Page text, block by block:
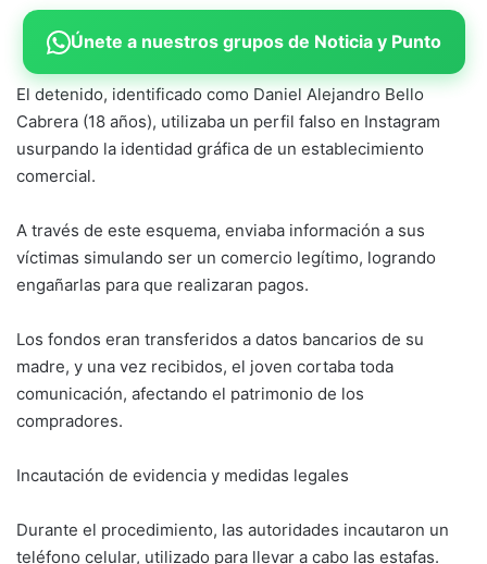
Únete a nuestros grupos de Noticia y Punto
El detenido, identificado como Daniel Alejandro Bello
Cabrera (18 años), utilizaba un perfil falso en Instagram
usurpando la identidad gráfica de un establecimiento
comercial.
A través de este esquema, enviaba información a sus
víctimas simulando ser un comercio legítimo, logrando
engañarlas para que realizaran pagos.
Los fondos eran transferidos a datos bancarios de su
madre, y una vez recibidos, el joven cortaba toda
comunicación, afectando el patrimonio de los
compradores.
Incautación de evidencia y medidas legales
Durante el procedimiento, las autoridades incautaron un
teléfono celular, utilizado para llevar a cabo las estafas.